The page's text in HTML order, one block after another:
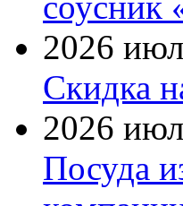
2026
Скидка
2026
Посуда